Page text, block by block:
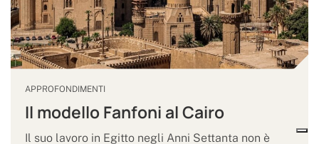
APPROFONDIMENTI
Il modello Fanfoni al Cairo
Il suo lavoro in Egitto negli Anni Settanta non è